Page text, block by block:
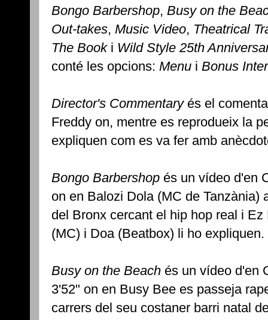
Bongo Barbershop, Busy on the
Out-takes, Music Video, Theatrical
The Booki Wild Style 25th
conté les opcions: Menu i Bonus
Director's Commentaryés el
Freddy on, mentre es reprodueix la
expliquen com es va fer amb
Bongo Barbershop és un vídeo d'en
on en Balozi Dola (MC de Tanzània)
del Bronx cercant el hip hop real i
(MC) i Doa (Beatbox) li ho expliquen.
Busy on the Beach és un vídeo d'en
3'52" on en Busy Bee es passeja
carrers del seu costaner barri natal